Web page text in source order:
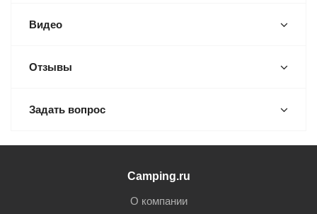
Видео
Отзывы
Задать вопрос
Camping.ru
О компании